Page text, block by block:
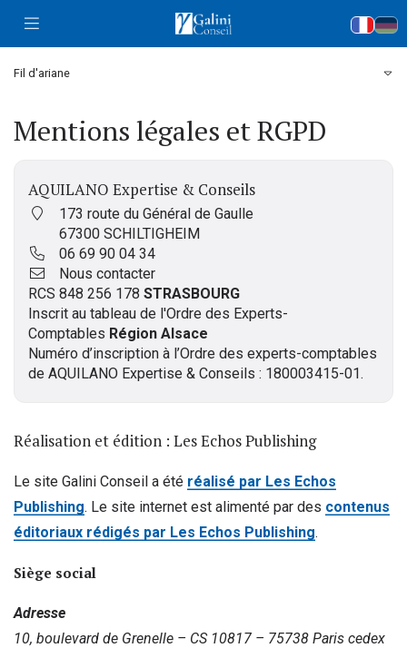
Accueil
Fil d'ariane
Mentions légales et RGPD
AQUILANO Expertise & Conseils
173 route du Général de Gaulle
67300 SCHILTIGHEIM
06 69 90 04 34
Nous contacter
RCS 848 256 178 STRASBOURG
Inscrit au tableau de l'Ordre des Experts-
Comptables Région Alsace
Numéro d’inscription à l’Ordre des experts-comptables
de AQUILANO Expertise & Conseils : 180003415-01.
Réalisation et édition : Les Echos Publishing
Le site Galini Conseil a été réalisé par Les Echos
Publishing. Le site internet est alimenté par des contenus
éditoriaux rédigés par Les Echos Publishing.
Siège social
Adresse
10, boulevard de Grenelle – CS 10817 – 75738 Paris cedex